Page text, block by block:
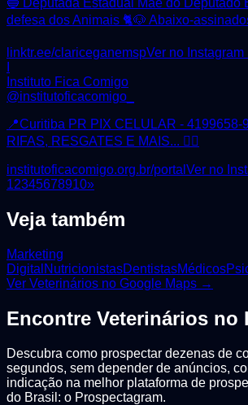
defesa dos Animais 🐈🐶 Abaixo-
linktr.ee/clariceganemspVer no
Instituto Fica Comigo
@institutoficacomigo_
📍Curitiba PR PIX CELULAR - 4199658-
RIFAS, RESGATES E MAIS... 👇🏼
institutoficacomigo.org.br/portal Ver no
12345678910»
Veja também
Marketing
Digital NutricionistasDentistasMédicos
Ver Veterinários no Google Maps →
Encontre Veterinários no
Descubra como prospectar dezenas de
segundos, sem depender de anúncios,
indicação na melhor plataforma de
do Brasil: o Prospectagram.